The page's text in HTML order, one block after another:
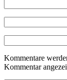
Kommentare
Kommentar